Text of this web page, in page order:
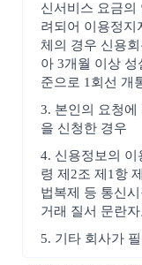
신서비스 요금의
려되어 이용정지
체의 경우 신용
아 3개월 이상 성
준으로 1회선 개
3. 본인의 요청
을 신청한 경우
4. 신용정보의 이
령 제2조 제1항
법복제 등 통신
거래 질서 문란
5. 기타 회사가